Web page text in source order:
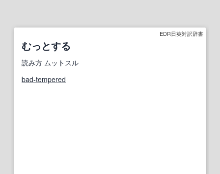
EDR日英対訳辞書
むっとする
読み方 ムットスル
bad-tempered